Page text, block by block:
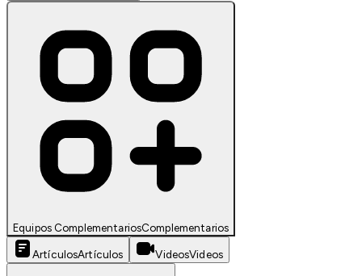
Equipos ComplementariosComplementarios
ArtículosArtículos VideosVideos